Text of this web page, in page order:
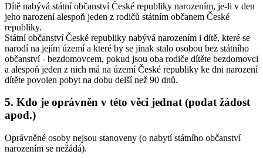
Dítě nabývá státní občanství České republiky narozením, je-li v den
jeho narození alespoň jeden z rodičů státním občanem České
republiky.
Státní občanství České republiky nabývá narozením i dítě, které se
narodí na jejím území a které by se jinak stalo osobou bez státního
občanství - bezdomovcem, pokud jsou oba rodiče dítěte bezdomovci
a alespoň jeden z nich má na území České republiky ke dni narození
dítěte povolen pobyt na dobu delší než 90 dnů.
5. Kdo je oprávněn v této věci jednat (podat žádost
apod.)
Oprávněné osoby nejsou stanoveny (o nabytí státního občanství
narozením se nežádá).